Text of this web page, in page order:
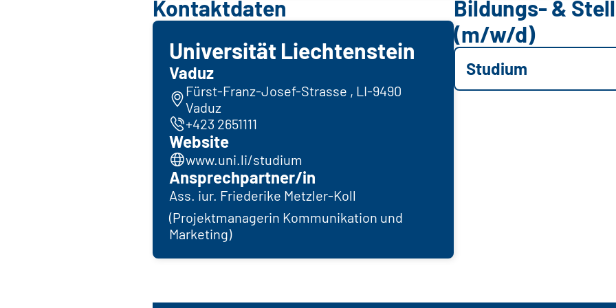
Kontaktdaten
Universität Liechtenstein
Vaduz
Fürst-Franz-Josef-Strasse , LI-9490
Vaduz
+423 2651111
Website
www.uni.li/studium
Ansprechpartner/in
Ass. iur. Friederike Metzler-Koll
(Projektmanagerin Kommunikation und
Marketing)
Bildungs- &
(m/w/d)
Studium